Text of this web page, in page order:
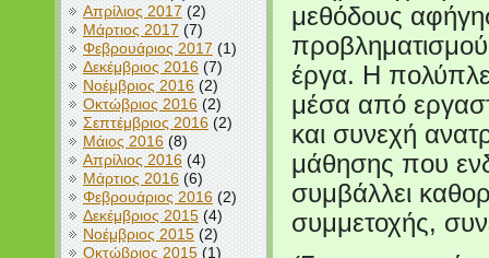
Απρίλιος 2017 (2)
Μάρτιος 2017 (7)
Φεβρουάριος 2017(1)
Δεκέμβριος 2016(7)
Νοέμβριος 2016(2)
Οκτώβριος 2016(2)
Σεπτέμβριος 2016(2)
Μάιος 2016(8)
Απρίλιος 2016(4)
Μάρτιος 2016(6)
Φεβρουάριος 2016(2)
Δεκέμβριος 2015(4)
Νοέμβριος 2015(2)
Οκτώβριος 2015(1)
μεθόδους
έργα. Η
μέσα από
και συνεχή
μάθησης που
συμβάλλει
συμμετοχής,